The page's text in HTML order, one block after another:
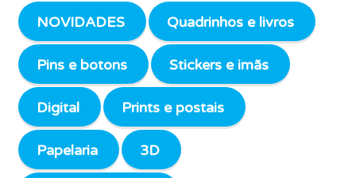
NOVIDADES Quadrinhos e livros
Pins e botons Stickers e imãs
Digital Prints e postais
Papelaria 3D